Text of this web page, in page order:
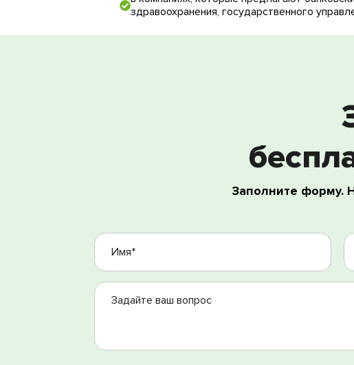
здравоохранения, государственного
Заполните форму.
Я согласен(а) на обработку